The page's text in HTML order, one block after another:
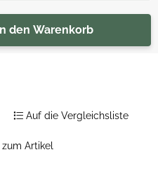
In den Warenkorb
zum Artikel
Auf die Vergleichsliste